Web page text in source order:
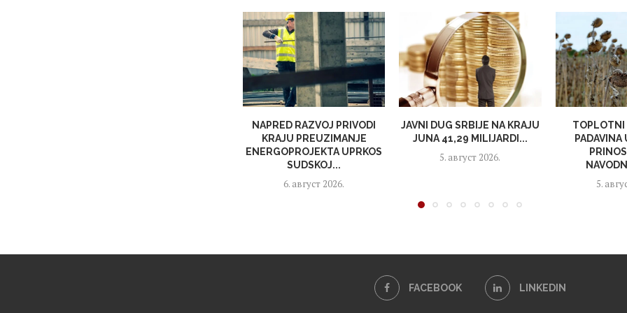
NAPRED RAZVOJ PRIVODI
KRAJU PREUZIMANJE
ENERGOPROJEKTA UPRKOS
SUDSKOJ...
6. август 2026.
JAVNI DUG SRBIJE NA KRAJU
JUNA 41,29 MILIJARDI...
5. август 2026.
TOPLOTNI
PADAVINA
5.
FACEBOOK LINKEDIN